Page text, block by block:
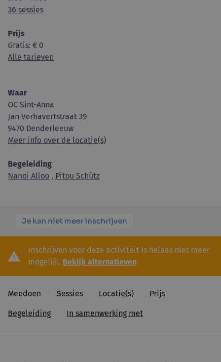
36 sessies
Prijs
Gratis: € 0
Alle tarieven
Waar
OC Sint-Anna
Jan Verhavertstraat 39
9470 Denderleeuw
Meer info over de locatie(s)
Begeleiding
Nanoi Alloo , Pitou Schütz
Je kan niet meer inschrijven
Inschrijven voor deze activiteit is helaas niet meer
mogelijk. Bekijk alternatieven
Meedoen Sessies Locatie(s) Prijs
Begeleiding In samenwerking met